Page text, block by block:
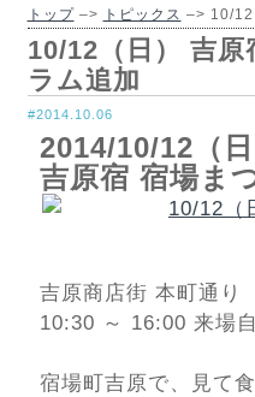
トップ–> トピックス –> 10/12
10/12（日） 吉
ラム追加
#2014.10.06
2014/10/12（日
吉原宿 宿場ま
吉原商店街 本町通り
10:30 ～ 16:00 来場
宿場町吉原で、見て